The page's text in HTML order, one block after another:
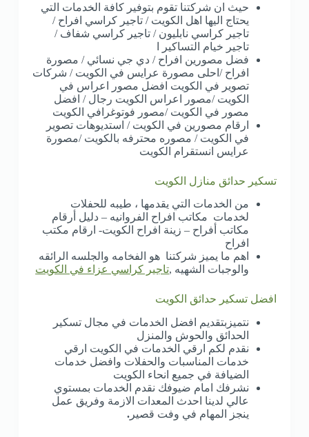
حيث ان شركتنا تقوم بتوفير كافة الخدمات التي
يحتاج اليها اهل الكويت / تاجير كراسي افراح /
تاجير كراسي نابليون / تاجير كراسي شفاف /
تاجير خيام التساكير ا
فضل مصورين افراح / دي جي نسائي / مصورة
افراح /احلى مصورة عرايس في الكويت / شركات
تصوير في الكويت افضل مصور اعراس في
الكويت /مصور اعراس الكويت رجال / افضل
مصور في الكويت /مصور فوتوغرافي الكويت
ارقام مصورين في الكويت / استديوهات تصوير
في الكويت / مصوره محترفه بالكويت /مصورة
عرايس انستقرام الكويت
تسكير حدائق منازل الكويت
من الخدمات التي يقدمها ، طيبه للحفلات
لخدمات مكاتب افراح الفروانيه – دليل أرقام
مكاتب أفراح – زينة افراح الكويت- ارقام مكتب
افراح
اهم ما يميز شركتنا هو الفخامه والجلسه الرائقه
والوجبات الشهيه ,تاجير كراسي عزاء في الكويت
افضل تسكير حدائق الكويت
نتميزبتقديم افضل الخدمات في مجال تسكير
الحدائق والحوش والمنزل
نقدم لكم ارقي الخدمات في الكويت ارقي
خدمات المناسبات والحفلات وافضل خدمات
الضيافة في جميع انحاء الكويت
نشرفك امام ضيوفك نقدم الخدمات بمستوي
عالي لدينا احدث المعدات الازمة وفريق عمل
ينجز المهام في وفت قصير .